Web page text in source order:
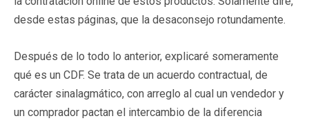
desde estas páginas, que la desaconsejo rotundamente.
Después de lo todo lo anterior, explicaré someramente
qué es un CDF. Se trata de un acuerdo contractual, de
carácter sinalagmático, con arreglo al cual un vendedor y
un comprador pactan el intercambio de la diferencia